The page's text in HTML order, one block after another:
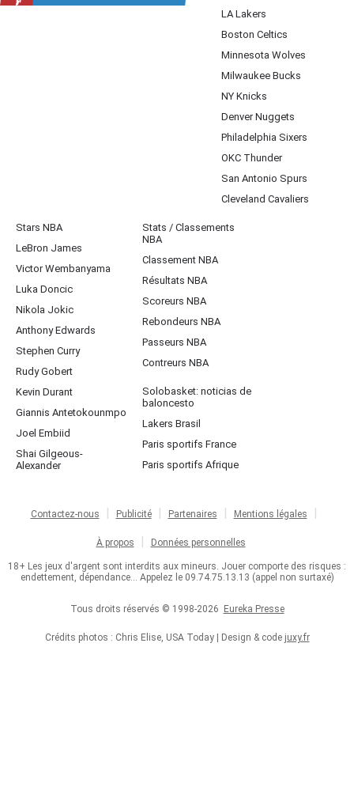
LA Lakers
Boston Celtics
Minnesota Wolves
Milwaukee Bucks
NY Knicks
Denver Nuggets
Philadelphia Sixers
OKC Thunder
San Antonio Spurs
Cleveland Cavaliers
Stars NBA
LeBron James
Victor Wembanyama
Luka Doncic
Nikola Jokic
Anthony Edwards
Stephen Curry
Rudy Gobert
Kevin Durant
Giannis Antetokounmpo
Joel Embiid
Shai Gilgeous-
Alexander
Stats / Classements
NBA
Classement NBA
Résultats NBA
Scoreurs NBA
Rebondeurs NBA
Passeurs NBA
Contreurs NBA
Solobasket: noticias de
baloncesto
Lakers Brasil
Paris sportifs France
Paris sportifs Afrique
Contactez-nous Publicité Partenaires Mentions légales
À propos Données personnelles
18+ Les jeux d'argent sont interdits aux mineurs. Jouer comporte des risques :
endettement, dépendance... Appelez le 09.74.75.13.13 (appel non surtaxé)
Tous droits réservés © 1998-2026 Eureka Presse
Crédits photos : Chris Elise, USA Today | Design & code juxy.fr